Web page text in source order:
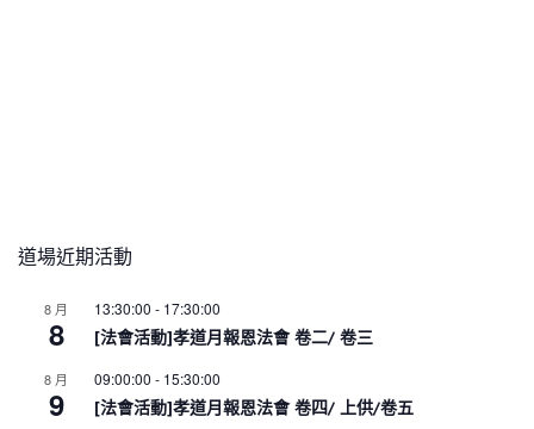
道場近期活動
8 月
8
13:30:00 - 17:30:00
[法會活動]孝道月報恩法會 卷二/ 卷三
8 月
9
09:00:00 - 15:30:00
[法會活動]孝道月報恩法會 卷四/ 上供/卷五